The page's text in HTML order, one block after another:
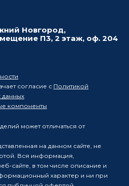
Новгород,
П3, 2 этаж, оф. 204
согласие с Политикой
компоненты
может отличаться от
на данном сайте, не
Вся информация,
сайте, в том числе описание и
характер и ни при